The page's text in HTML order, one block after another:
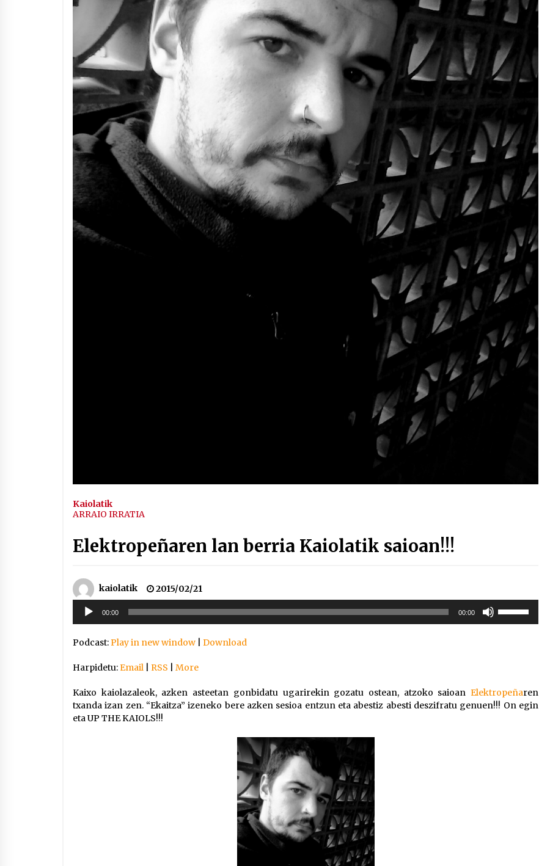
Arrosaren IX. Topaketak –
Mila esker guztioi!
2021/11/11
Arrosa sareko IX. topaketak!
2021/10/13
Segura irratian Arrosaren 20
urteez
2021/07/22
Arrosari buruzko erreportaia
2021/07/16
Hala Bedi irratiko Hizpidea
saioan Arrosaren 20 urteez
2021/07/03
Zebrabidearen denboraldi
amaiera EHZtik
2021/07/01
Kaiolatik
ARRAIO IRRATIA
Elektropeñaren lan berria Kaiolatik saioan!!!
kaiolatik
2015/02/21
Soinu
erreproduzigailua
00:00 00:00
jaisteko.
Podcast:Play in new window Download
Harpidetu:Email RSS More
Kaixo kaiolazaleok, azken asteetan gonbidatu ugarirekin gozatu ostean, atzoko saioan Elektropeñaren
txanda izan zen. “Ekaitza” izeneko bere azken sesioa entzun eta abestiz abesti deszifratu genuen!!! On egin
eta UP THE KAIOLS!!!